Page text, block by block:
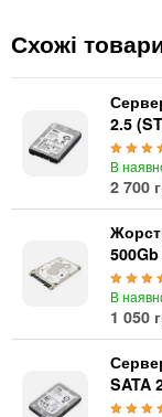
Автономне живлення
Автоматичні вимикачі
Інвертори напруги
Акумулятори для ДБЖ
Схожі
2.5
В
2 700
В
1 050
SATA